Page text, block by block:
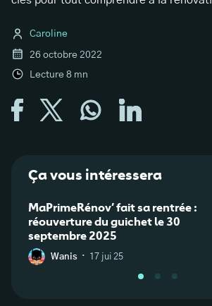
Caroline
26 octobre 2022
Lecture 8 mn
Ça vous intéressera
MaPrimeRénov’ fait sa rentrée :
réouverture du guichet le 30
septembre 2025
Wanis · 17 jui 25